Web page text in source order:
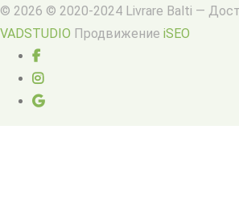
© 2026 © 2020-2024 Livrare Balti —
VADSTUDIO Продвижение iSEO